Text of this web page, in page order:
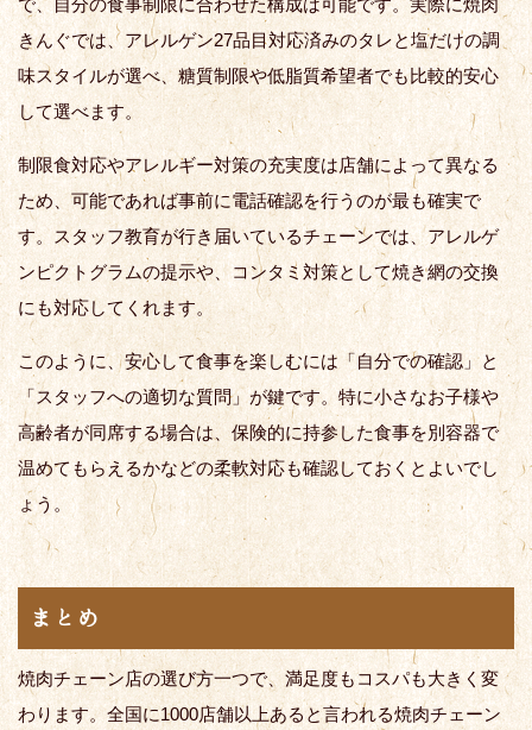
きんぐでは、アレルゲン27品目対応済みのタレと塩だけの調
味スタイルが選べ、糖質制限や低脂質希望者でも比較的安心
して選べます。
制限食対応やアレルギー対策の充実度は店舗によって異なる
ため、可能であれば事前に電話確認を行うのが最も確実で
す。スタッフ教育が行き届いているチェーンでは、アレルゲ
ンピクトグラムの提示や、コンタミ対策として焼き網の交換
にも対応してくれます。
このように、安心して食事を楽しむには「自分での確認」と
「スタッフへの適切な質問」が鍵です。特に小さなお子様や
高齢者が同席する場合は、保険的に持参した食事を別容器で
温めてもらえるかなどの柔軟対応も確認しておくとよいでし
ょう。
まとめ
焼肉チェーン店の選び方一つで、満足度もコスパも大きく変
わります。全国に1000店舗以上あると言われる焼肉チェーン